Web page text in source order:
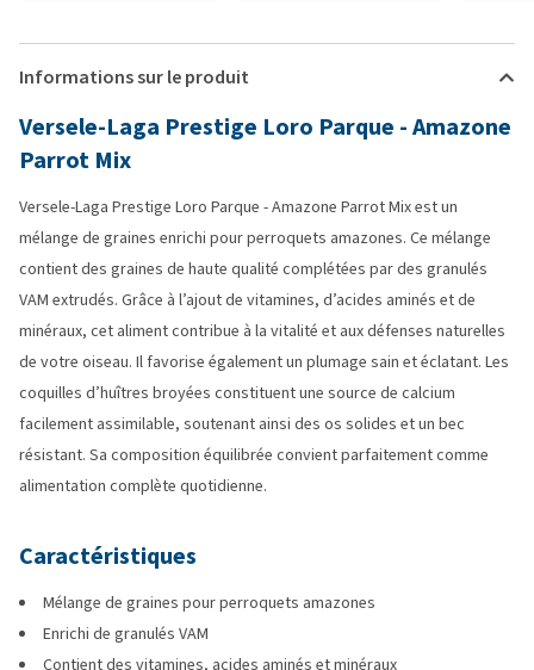
Informations sur le produit
Versele-Laga Prestige Loro Parque -Amazone
Parrot Mix
Versele-Laga Prestige Loro Parque - Amazone Parrot Mix est un
mélange de graines enrichi pour perroquets amazones. Ce mélange
contient des graines de haute qualité complétées par des granulés
VAM extrudés. Grâce à l’ajout de vitamines, d’acides aminés et de
minéraux, cet aliment contribue à la vitalité et aux défenses naturelles
de votre oiseau. Il favorise également un plumage sain et éclatant. Les
coquilles d’huîtres broyées constituent une source de calcium
facilement assimilable, soutenant ainsi des os solides et un bec
résistant. Sa composition équilibrée convient parfaitement comme
alimentation complète quotidienne.
Caractéristiques
Mélange de graines pour perroquets amazones
Enrichi de granulés VAM
Contient des vitamines, acides aminés et minéraux